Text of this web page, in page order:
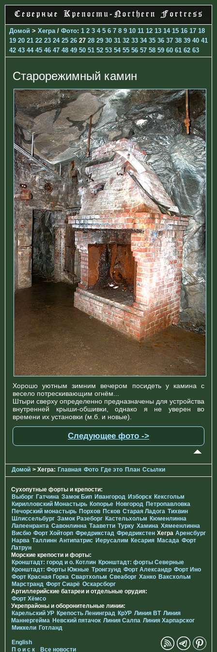
Домой > Хегра / Фото: 1 2 3 4 5 6 7 8 9 10 11 12 13 14 15 16 17 18
19 20 21 22 23 24 25 26 27 28 29 30 31 32 33 34 35 36 37 38 39 40 41
42 43 44 45 46 47 48 49 50 51 52 53 54 55 56 57 58 59 60 61 62 63
Старорежимный камин
Хорошо уютным зимним вечером посидеть у камина с
весело потрескивающим огнём...
Штыри сверху определенно предназначены для устройства
внутренней крыши-обшивки, однако я не уверен во
времени их установки (м.б. и новые).
Следующее фото ->
Домой > Хегра: Главная Фото Где это План Ссылки
Сухопутные форты и крепости:
Выборг Гатчина Замок Бип Ивангород Изборск Кексгольм
Кирилловский Монастырь Копорье Новгород Петропавловка
Печорcкий монастырь Порхов Псков Старая Ладога Тихвин
Шлиссельбург Замок Разеборг Кастельхольм Кюменлинна
Лапеенранта Савонлинна Тааветти Турку Хамина Хямеенлинна
Висбю Форт Хойторп Фредрикстад Фредрикстен Хегра Аренсбург
Нарва Таллинн Антипатрис Иерусалим Кесария Масада Форт
Латрун
Морские крепости и форты:
Кронштадт: город и о. Котлин Кронштадт: форты Северные
Кронштадт: Форты Южные Тронгзунд Форт Александр Форт Ино
Форт Красная Горка Свартхольм Свеаборг Ханко Ваксхольм
Марстранд Форт Сиарё Оскарсборг
Артиллерийские батареи и отдельные орудия:
Форт Хёмсо
Укрепрайоны и оборонительные линии:
Карельский УР Крепость Ленинград КрУР Линия ВТ Линия
Маннергейма Невский пятачок Линия Салпа Линия Харпарског
Миккели Готланд
English
П о и с к
Все новости